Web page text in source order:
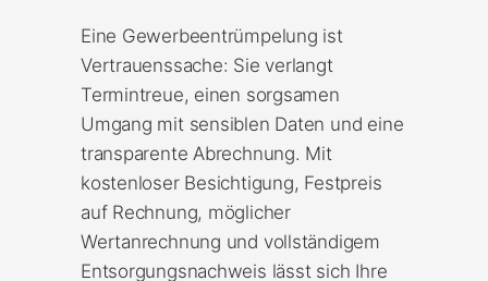
Eine Gewerbeentrümpelung ist
Vertrauenssache: Sie verlangt
Termintreue, einen sorgsamen
Umgang mit sensiblen Daten und eine
transparente Abrechnung. Mit
kostenloser Besichtigung, Festpreis
auf Rechnung, möglicher
Wertanrechnung und vollständigem
Entsorgungsnachweis lässt sich Ihre